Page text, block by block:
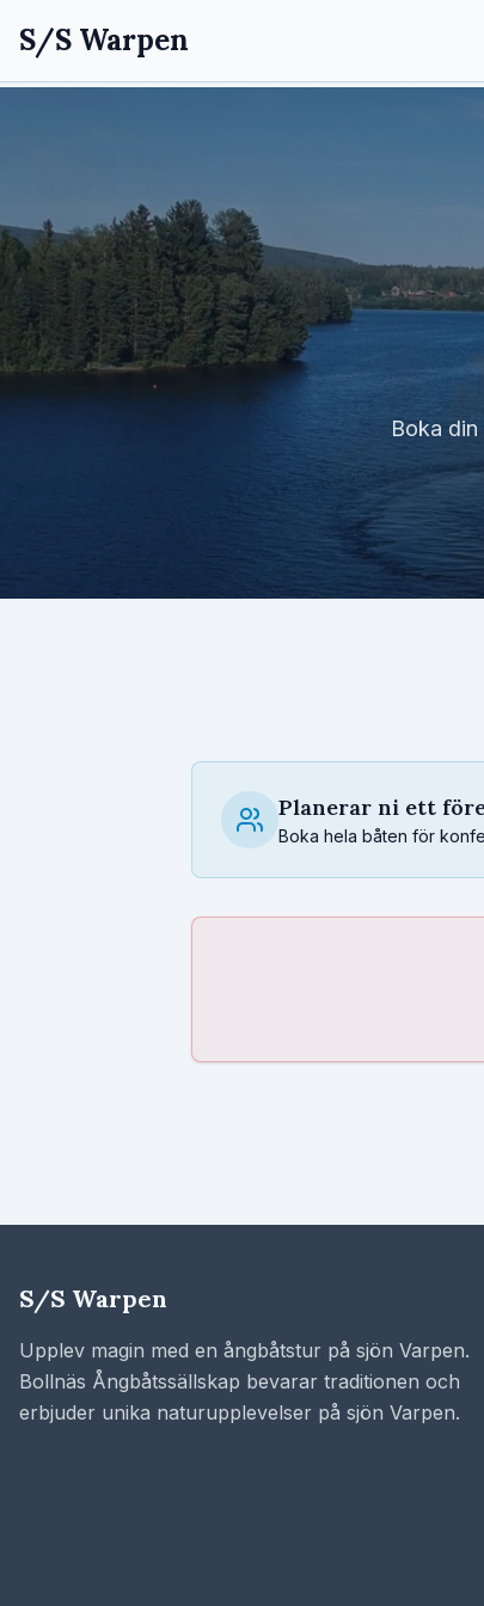
S/S Warpen
Boka
Planerar ni ett
Boka hela båten för
S/S Warpen
Upplev magin med en ångbåtstur på sjön Varpen.
Bollnäs Ångbåtssällskap bevarar traditionen och
erbjuder unika naturupplevelser på sjön Varpen.